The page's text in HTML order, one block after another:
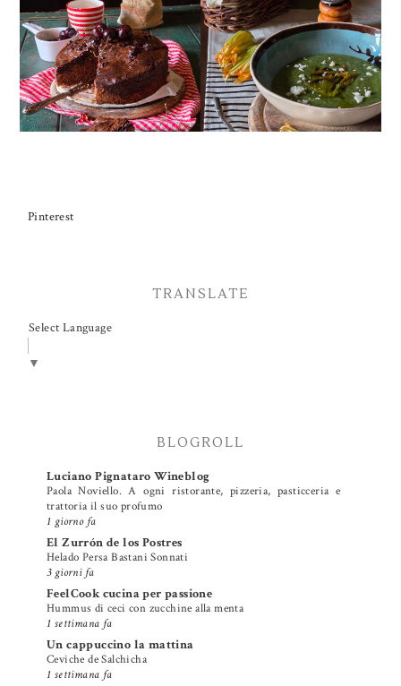
TORTA DOPPIO
CIOCCOLATO E
CILIEGIE
CREMA ESTIVA DI
ZUCCHINE CON FIORI E
FETA
Pinterest
TRANSLATE
Select Language
▼
BLOGROLL
Luciano Pignataro Wineblog
Paola Noviello. A ogni ristorante, pizzeria, pasticceria e
trattoria il suo profumo
1 giorno fa
El Zurrón de los Postres
Helado Persa Bastani Sonnati
3 giorni fa
FeelCook cucina per passione
Hummus di ceci con zucchine alla menta
1 settimana fa
Un cappuccino la mattina
Ceviche de Salchicha
1 settimana fa